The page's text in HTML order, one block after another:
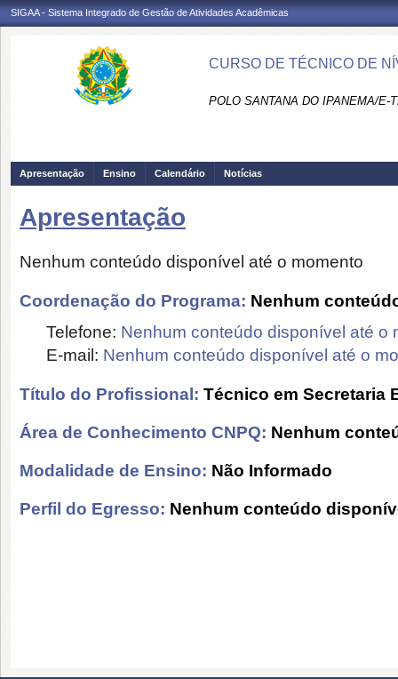
SIGAA - Sistema Integrado de Gestão de Atividades Acadêmicas
CURSO DE TÉCNICO DE
POLO SANTANA DO IPANEMA/E-
Apresentação Ensino Calendário Notícias
Apresentação
Nenhum conteúdo disponível até o momento
Coordenação do Programa: Nenhum
Telefone: Nenhum conteúdo disponível até o
E-mail: Nenhum conteúdo disponível até o
Título do Profissional: Técnico em Secretaria
Área de Conhecimento CNPQ: Nenhum
Modalidade de Ensino: Não Informado
Perfil do Egresso: Nenhum conteúdo